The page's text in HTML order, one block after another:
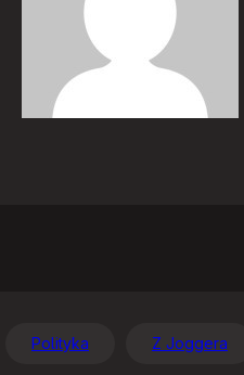
Polityka Z Joggera